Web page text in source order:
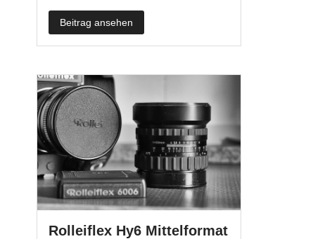
Beitrag ansehen
Rolleiflex Hy6 Mittelformat